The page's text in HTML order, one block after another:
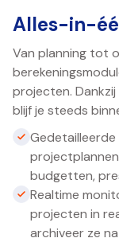
Alles-in-
Van planning tot
projecten.
blijf je steeds
budgetten,
Realtime
projecten in
archiveer ze